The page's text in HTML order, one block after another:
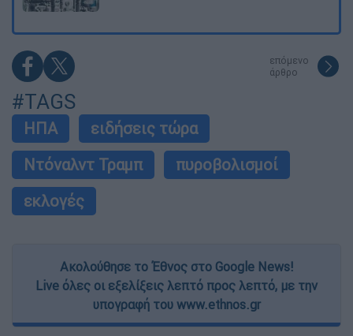
επόμενο
άρθρο
#TAGS
ΗΠΑ
ειδήσεις τώρα
Ντόναλντ Τραμπ
πυροβολισμοί
εκλογές
Ακολούθησε το Έθνος στο Google News!
Live όλες οι εξελίξεις λεπτό προς λεπτό, με την
υπογραφή του www.ethnos.gr